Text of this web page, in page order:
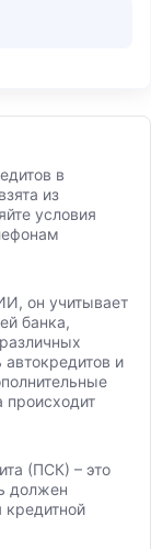
в
из
условия
он учитывает
банка,
и
происходит
(ПСК) – это
должен
кредитной